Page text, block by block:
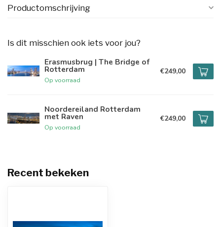
Productomschrijving
Is dit misschien ook iets voor jou?
Erasmusbrug | The Bridge of
Rotterdam
Op voorraad
€249,00
Noordereiland Rotterdam
met Raven
Op voorraad
€249,00
Recent bekeken